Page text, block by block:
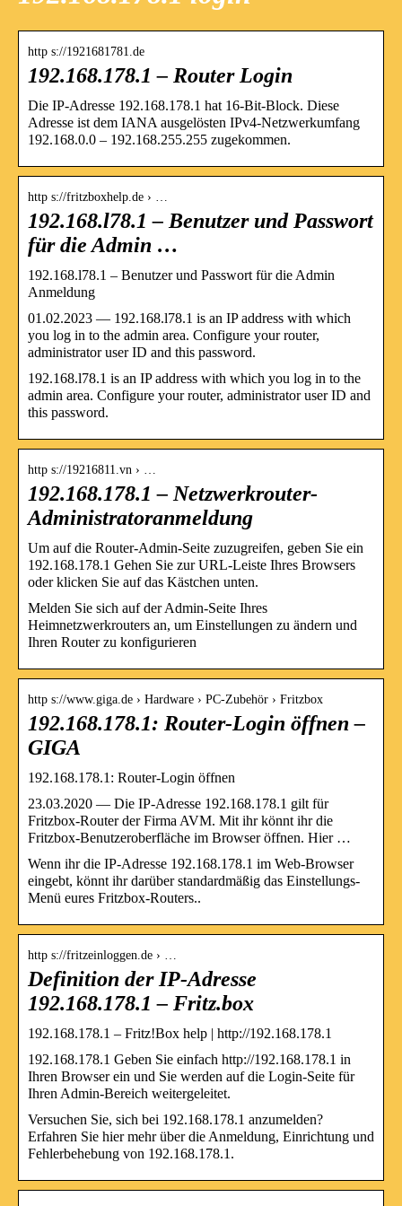
http s://1921681781.de
192.168.178.1 – Router Login
Die IP-Adresse 192.168.178.1 hat 16-Bit-Block. Diese
Adresse ist dem IANA ausgelösten IPv4-Netzwerkumfang
192.168.0.0 – 192.168.255.255 zugekommen.
http s://fritzboxhelp.de › …
192.168.l78.1 – Benutzer und Passwort
für die Admin …
192.168.l78.1 – Benutzer und Passwort für die Admin
Anmeldung
01.02.2023 — 192.168.l78.1 is an IP address with which
you log in to the admin area. Configure your router,
administrator user ID and this password.
192.168.l78.1 is an IP address with which you log in to the
admin area. Configure your router, administrator user ID and
this password.
http s://19216811.vn › …
192.168.178.1 – Netzwerkrouter-
Administratoranmeldung
Um auf die Router-Admin-Seite zuzugreifen, geben Sie ein
192.168.178.1 Gehen Sie zur URL-Leiste Ihres Browsers
oder klicken Sie auf das Kästchen unten.
Melden Sie sich auf der Admin-Seite Ihres
Heimnetzwerkrouters an, um Einstellungen zu ändern und
Ihren Router zu konfigurieren
http s://www.giga.de › Hardware › PC-Zubehör › Fritzbox
192.168.178.1: Router-Login öffnen –
GIGA
192.168.178.1: Router-Login öffnen
23.03.2020 — Die IP-Adresse 192.168.178.1 gilt für
Fritzbox-Router der Firma AVM. Mit ihr könnt ihr die
Fritzbox-Benutzeroberfläche im Browser öffnen. Hier …
Wenn ihr die IP-Adresse 192.168.178.1 im Web-Browser
eingebt, könnt ihr darüber standardmäßig das Einstellungs-
Menü eures Fritzbox-Routers..
http s://fritzeinloggen.de › …
Definition der IP-Adresse
192.168.178.1 – Fritz.box
192.168.178.1 – Fritz!Box help | http://192.168.178.1
192.168.178.1 Geben Sie einfach httр://192.168.178.1 in
Ihren Browser ein und Sie werden auf die Login-Seite für
Ihren Admin-Bereich weitergeleitet.
Versuchen Sie, sich bei 192.168.178.1 anzumelden?
Erfahren Sie hier mehr über die Anmeldung, Einrichtung und
Fehlerbehebung von 192.168.178.1.